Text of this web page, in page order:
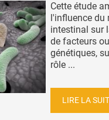
Cette étude
l'influence du
intestinal sur
de facteurs
génétiques,
rôle ...
LIRE LA